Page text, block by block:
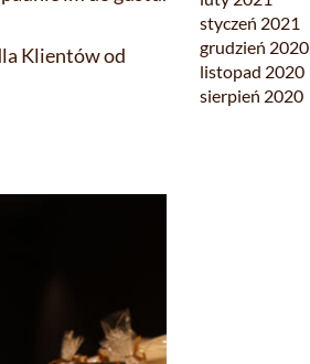
Klientów od
styczeń 2021
grudzień 2020
listopad 2020
sierpień 2020